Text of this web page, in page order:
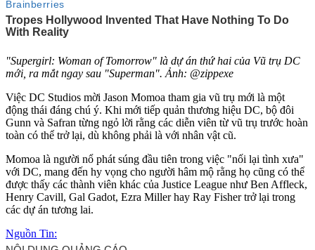
"Supergirl: Woman of Tomorrow" là dự án thứ hai của Vũ trụ DC
mới, ra mắt ngay sau "Superman". Ảnh: @zippexe
Việc DC Studios mời Jason Momoa tham gia vũ trụ mới là một
động thái đáng chú ý. Khi mới tiếp quản thương hiệu DC, bộ đôi
Gunn và Safran từng ngỏ lời rằng các diễn viên từ vũ trụ trước hoàn
toàn có thể trở lại, dù không phải là với nhân vật cũ.
Momoa là người nổ phát súng đầu tiên trong việc "nối lại tình xưa"
với DC, mang đến hy vọng cho người hâm mộ rằng họ cũng có thể
được thấy các thành viên khác của Justice League như Ben Affleck,
Henry Cavill, Gal Gadot, Ezra Miller hay Ray Fisher trở lại trong
các dự án tương lai.
Nguồn Tin: